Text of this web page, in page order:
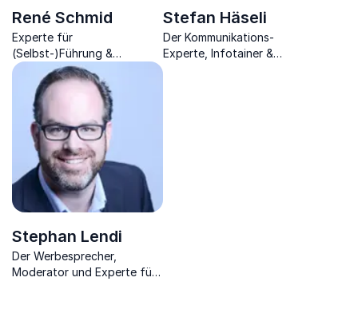
René Schmid
Experte für
(Selbst-)Führung &
Konfliktmanagement,
Persönlichkeits- &
Teamentwickler,
Sparringcoach &
Mentaltrainer
Stefan Häseli
Der Kommunikations-
Experte, Infotainer &
Stephan Lendi
Der Werbesprecher,
Moderator und Experte für